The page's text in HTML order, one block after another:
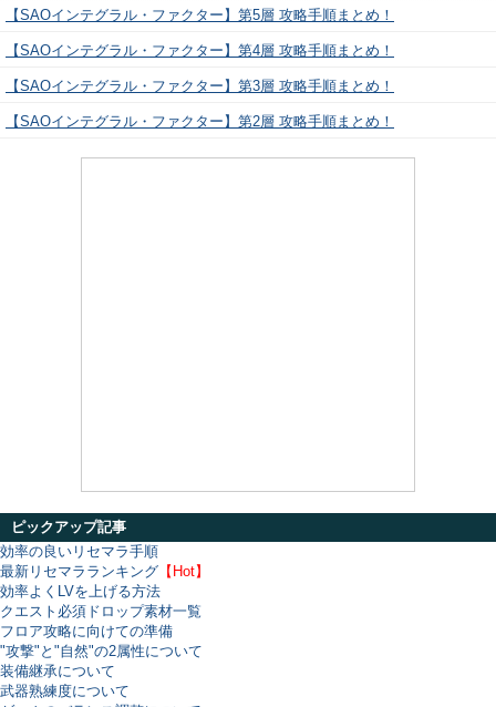
【SAOインテグラル・ファクター】第5層 攻略手順まとめ！
【SAOインテグラル・ファクター】第4層 攻略手順まとめ！
【SAOインテグラル・ファクター】第3層 攻略手順まとめ！
【SAOインテグラル・ファクター】第2層 攻略手順まとめ！
ピックアップ記事
効率の良いリセマラ手順
最新リセマラランキング 【Hot】
効率よくLVを上げる方法
クエスト必須ドロップ素材一覧
フロア攻略に向けての準備
"攻撃"と"自然"の2属性について
装備継承について
武器熟練度について